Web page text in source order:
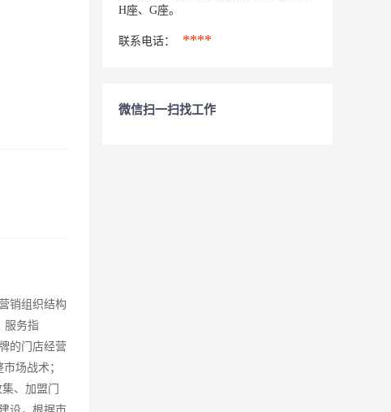
销组织结构
服务指
的门店经营
场战术；
、加盟门
H座、G座。
联系电话： ****
微信扫一扫找工作